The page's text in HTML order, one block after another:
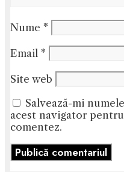
Nume *
Email *
Site web
Salvează-mi
acest navigator
comentez.